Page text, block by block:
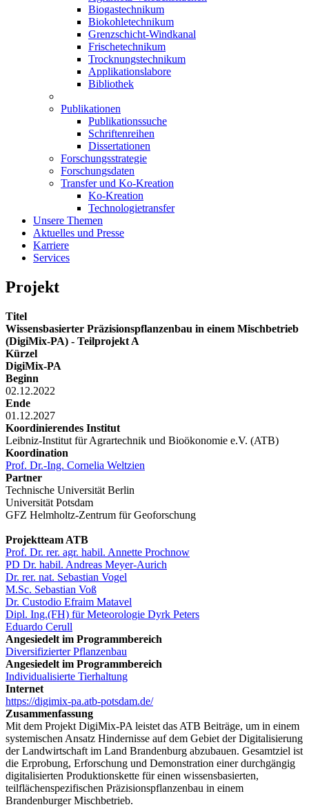
Biogastechnikum
Biokohletechnikum
Grenzschicht-Windkanal
Frischetechnikum
Trocknungstechnikum
Applikationslabore
Bibliothek
Publikationen
Publikationssuche
Schriftenreihen
Dissertationen
Forschungsstrategie
Forschungsdaten
Transfer und Ko-Kreation
Ko-Kreation
Technologietransfer
Unsere Themen
Aktuelles und Presse
Karriere
Services
Projekt
Titel
Wissensbasierter Präzisionspflanzenbau in einem Mischbetrieb
(DigiMix-PA) - Teilprojekt A
Kürzel
DigiMix-PA
Beginn
02.12.2022
Ende
01.12.2027
Koordinierendes Institut
Leibniz-Institut für Agrartechnik und Bioökonomie e.V. (ATB)
Koordination
Prof. Dr.-Ing. Cornelia Weltzien
Partner
Technische Universität Berlin
Universität Potsdam
GFZ Helmholtz-Zentrum für Geoforschung
Projektteam ATB
Prof. Dr. rer. agr. habil. Annette Prochnow
PD Dr. habil. Andreas Meyer-Aurich
Dr. rer. nat. Sebastian Vogel
M.Sc. Sebastian Voß
Dr. Custodio Efraim Matavel
Dipl. Ing.(FH) für Meteorologie Dyrk Peters
Eduardo Cerull
Angesiedelt im Programmbereich
Diversifizierter Pflanzenbau
Angesiedelt im Programmbereich
Individualisierte Tierhaltung
Internet
https://digimix-pa.atb-potsdam.de/
Zusammenfassung
Mit dem Projekt DigiMix-PA leistet das ATB Beiträge, um in einem
systemischen Ansatz Hindernisse auf dem Gebiet der Digitalisierung
der Landwirtschaft im Land Brandenburg abzubauen. Gesamtziel ist
die Erprobung, Erforschung und Demonstration einer durchgängig
digitalisierten Produktionskette für einen wissensbasierten,
teilflächenspezifischen Präzisionspflanzenbau in einem
Brandenburger Mischbetrieb.